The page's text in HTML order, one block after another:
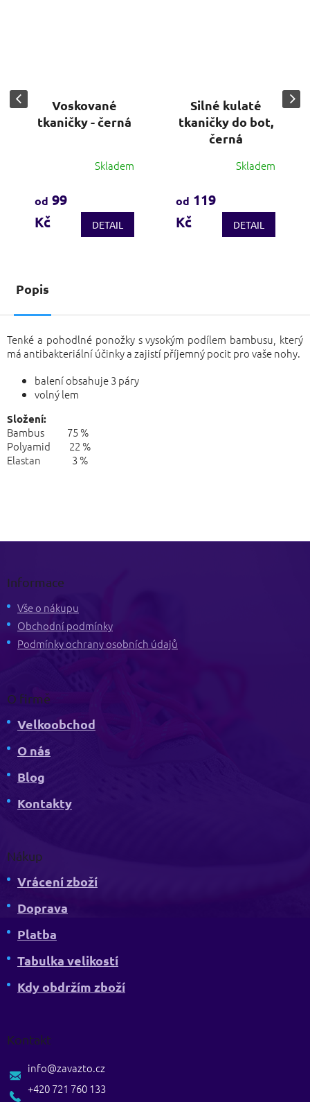
Voskované
tkaničky - černá
produktu
je
3,8
Skladem
od 99
Kč
DETAIL
Silné kulaté
tkaničky do bot,
černá
produktu
je
3,7
Skladem
od 119
Kč
DETAIL
Popis
Tenké a pohodlné ponožky s vysokým podílem bambusu, který
má antibakteriální účinky a zajistí příjemný pocit pro vaše nohy.
balení obsahuje 3 páry
volný lem
Složení:
Bambus 75 %
Polyamid 22 %
Elastan 3 %
Informace
Vše o nákupu
Obchodní podmínky
Podmínky ochrany osobních údajů
O firmě
Velkoobchod
O nás
Blog
Kontakty
Nákup
Vrácení zboží
Doprava
Platba
Tabulka velikostí
Kdy obdržím zboží
Kontakt
info@zavazto.cz
+420 721 760 133